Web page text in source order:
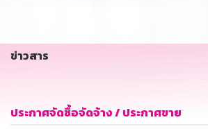
ข่าวสาร
ประกาศจัดซื้อจัดจ้าง / ประกาศขาย